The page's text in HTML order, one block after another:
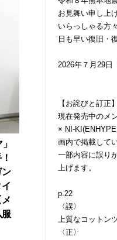
ン
お見舞い申し上
いらっしゃる方
日も早い復旧・
2026年７月29
【お詫びと訂正】
現在発売中のメ
× NI-
画内で掲載して
一部内容に誤り
上げます。
p.22
〈誤〉
上質なコットン
〈正〉